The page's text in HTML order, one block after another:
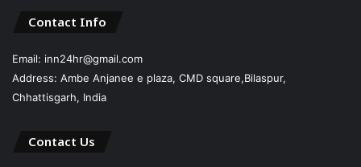
Contact Info
Email: inn24hr@gmail.com
Address: Ambe Anjanee e plaza, CMD square,Bilaspur,
Chhattisgarh, India
Contact Us